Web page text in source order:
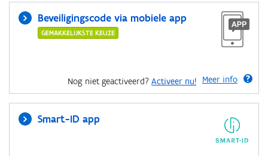
Beveiligingscode via mobiele app
GEMAKKELIJKSTE KEUZE
Meer info
Nog niet geactiveerd? Activeer nu!
Smart-ID app